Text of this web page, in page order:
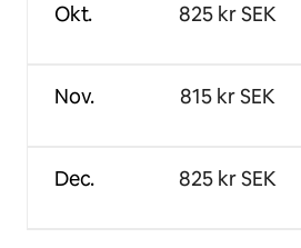
Okt.
Nov.
Dec.
825 kr SEK
815 kr SEK
825 kr SEK